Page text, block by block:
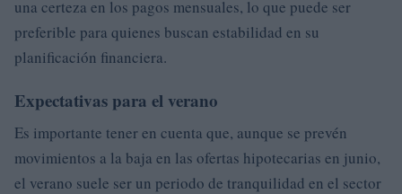
una certeza en los pagos mensuales, lo que puede ser
preferible para quienes buscan estabilidad en su
planificación financiera.
Expectativas para el verano
Es importante tener en cuenta que, aunque se prevén
movimientos a la baja en las ofertas hipotecarias en junio,
el verano suele ser un periodo de tranquilidad en el sector